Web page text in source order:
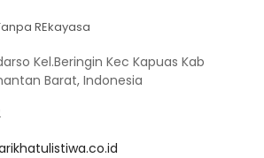
REkayasa
Kel.Beringin Kec Kapuas Kab
Barat, Indonesia